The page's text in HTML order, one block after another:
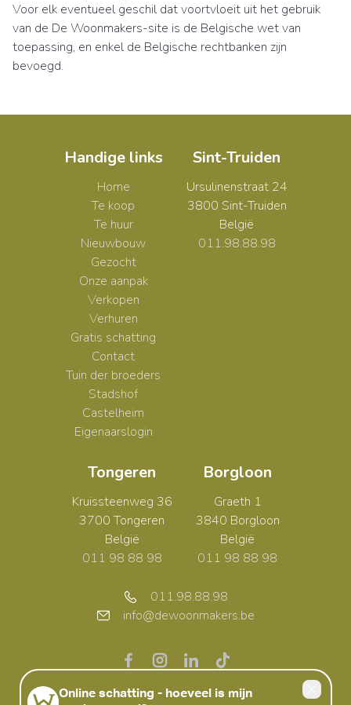
Voor elk eventueel geschil dat voortvloeit uit het gebruik
van de De Woonmakers-site is de Belgische wet van
toepassing, en enkel de Belgische rechtbanken zijn
bevoegd.
Handige links
Home
Te koop
Te huur
Nieuwbouw
Gezocht
Onze aanpak
Verkopen
Verhuren
Gratis schatting
Contact
Tuin der broeders
Stadshof
Castelheim
Eigenaarslogin
Sint-Truiden
Ursulinenstraat 24
3800 Sint-Truiden
België
011.98.88.98
Tongeren
Kruissteenweg 36
3700 Tongeren
België
011 98 88 98
Borgloon
Graeth 1
3840 Borgloon
België
011 98 88 98
011.98.88.98
info@dewoonmakers.be
Web development en Copyright © 2026 doorZabun